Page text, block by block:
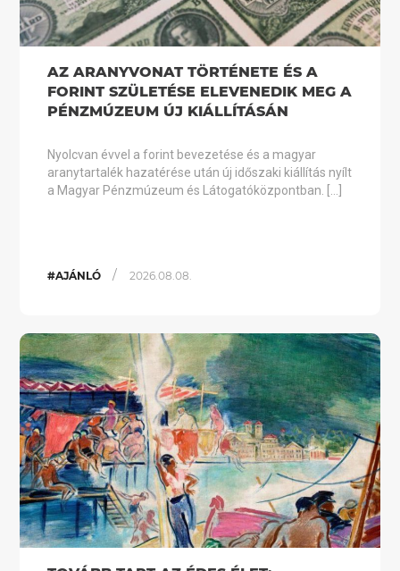
AZ ARANYVONAT TÖRTÉNETE ÉS A
FORINT SZÜLETÉSE ELEVENEDIK MEG A
PÉNZMÚZEUM ÚJ KIÁLLÍTÁSÁN
Nyolcvan évvel a forint bevezetése és a magyar
aranytartalék hazatérése után új időszaki kiállítás nyílt
a Magyar Pénzmúzeum és Látogatóközpontban. […]
#AJÁNLÓ / 2026.08.08.